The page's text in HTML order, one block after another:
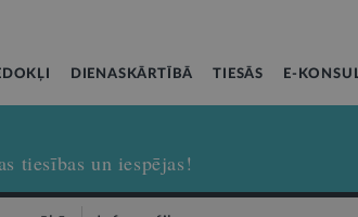
DIENASKĀRTĪBĀ TIESĀS E-
tiesības un iespējas!